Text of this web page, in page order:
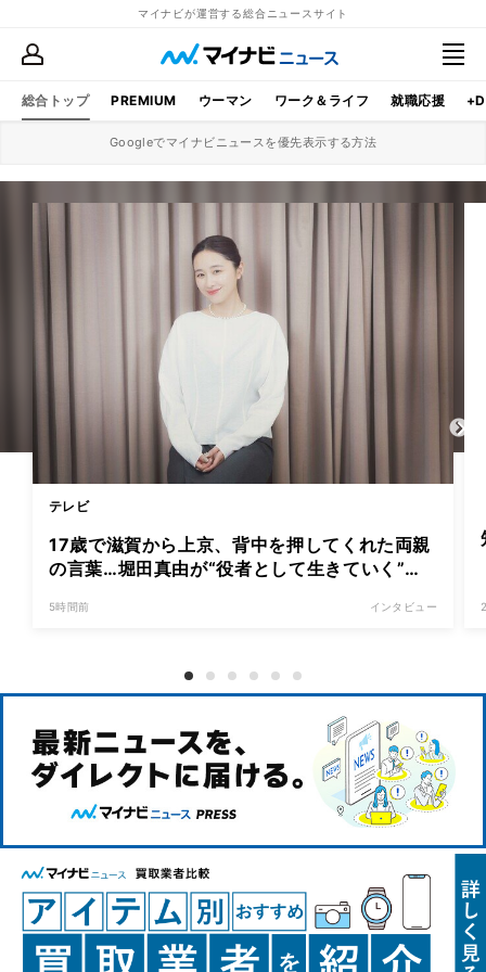
マイナビが運営する総合ニュースサイト
総合トップ PREMIUM ウーマン ワーク＆ライフ 就職応援
Googleでマイナビニュースを優先表示する方法
テレビ
17歳で滋賀から上京、背中を押してくれた両親
の言葉…堀田真由が“役者として生きていく”と
れへんな」
5時間前 インタビュー